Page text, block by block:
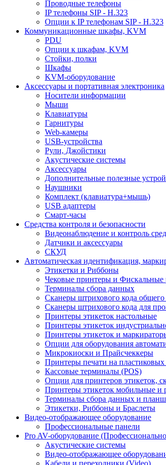
Проводные телефоны
IP телефоны SIP - H.323
Опции к IP телефонам SIP - H.323
Коммуникационные шкафы, KVM
PDU
Опции к шкафам, KVM
Стойки, полки
Шкафы
KVM-оборудование
Аксессуары и портативная электроника
Носители информации
Мыши
Клавиатуры
Гарнитуры
Web-камеры
USB-устройства
Рули, Джойстики
Акустические системы
Аксессуары
Дополнительные полезные
Наушники
Комплект (клавиатура+мышь)
USB адаптеры
Смарт-часы
Средства контроля и безопасности
Видеонаблюдение и контроль
Датчики и аксессуары
СКУД
Автоматическая идентификация,
Этикетки и Риббоны
Чековые принтеры и Фискальные
Терминалы сбора данных
Сканеры штрихового кода общего
Сканеры штрихового кода для
Принтеры этикеток настольные
Принтеры этикеток
Принтеры этикеток и
Опции для оборудования
Микрокиоски и Прайсчеккеры
Принтеры печати на пластиковых
Кассовые терминалы (POS)
Опции для принтеров этикеток,
Принтеры этикеток мобильные и
Терминалы сбора данных и
Этикетки, Риббоны и Браслеты
Видео-отображающее оборудование
Профессиональные панели
Pro AV-оборудование
Акустические системы
Видео-отображающее